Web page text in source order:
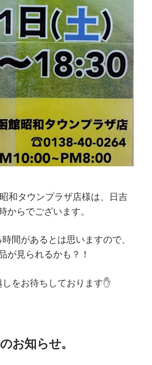
和タウンプラザ店様は、日吉
からでございます。
間があるとは思いますので、
が見られるかも？！
をお待ちしております✋
お知らせ。